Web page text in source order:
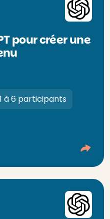
pour créer une
1 à 6 participants